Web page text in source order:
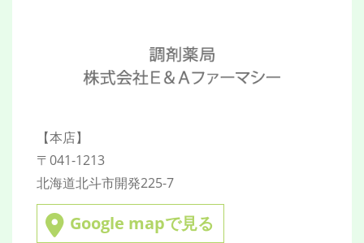
0138-77-1712
処方箋ネット受付
【本店】
〒041-1213
北海道北斗市開発225-7
Google mapで見る